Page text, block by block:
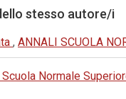
stesso autore/i
, ANNALI SCUOLA
Normale